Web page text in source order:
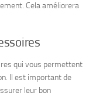
Cela améliorera
qui vous permettent
Il est important de
leur bon